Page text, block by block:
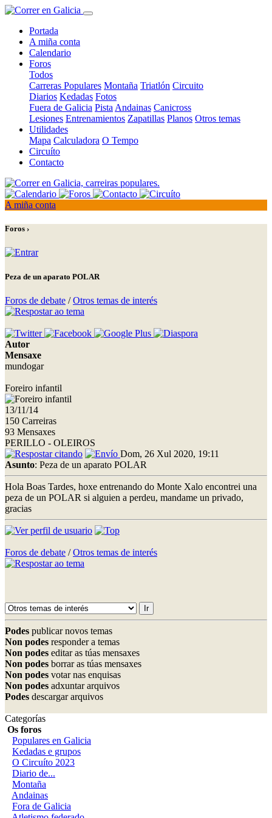
Portada
A miña conta
Calendario
Foros
Todos
Carreras Populares Montaña Triatlón Circuito
Diarios Kedadas Fotos
Fuera de Galicia Pista Andainas Canicross
Lesiones Entrenamientos Zapatillas Planos Otros temas
Utilidades
Mapa Calculadora O Tempo
Circuíto
Contacto
A miña conta
Foros ›
Peza de un aparato POLAR
Foros de debate /Otros temas de interés
Autor
Mensaxe
mundogar
Foreiro infantil
13/11/14
150 Carreiras
93 Mensaxes
PERILLO - OLEIROS
Dom, 26 Xul 2020, 19:11
Asunto: Peza de un aparato POLAR
Hola Boas Tardes, hoxe entrenando do Monte Xalo encontrei una
peza de un POLAR si alguien a perdeu, mandame un privado,
gracias
Foros de debate /Otros temas de interés
Podes publicar novos temas
Non podes responder a temas
Non podes editar as túas mensaxes
Non podes borrar as túas mensaxes
Non podes votar nas enquisas
Non podes adxuntar arquivos
Podes descargar arquivos
Categorías
Os foros
Populares en Galicia
Kedadas e grupos
O Circuíto 2023
Diario de...
Montaña
Andainas
Fora de Galicia